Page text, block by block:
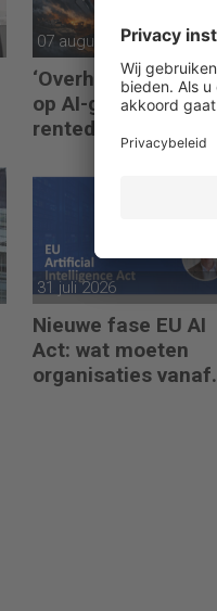
07 augustus 2026
‘Overheden gokken
op AI-groei als
rentedemper’
31 juli 2026
Nieuwe fase EU AI
Act: wat moeten
organisaties vanaf